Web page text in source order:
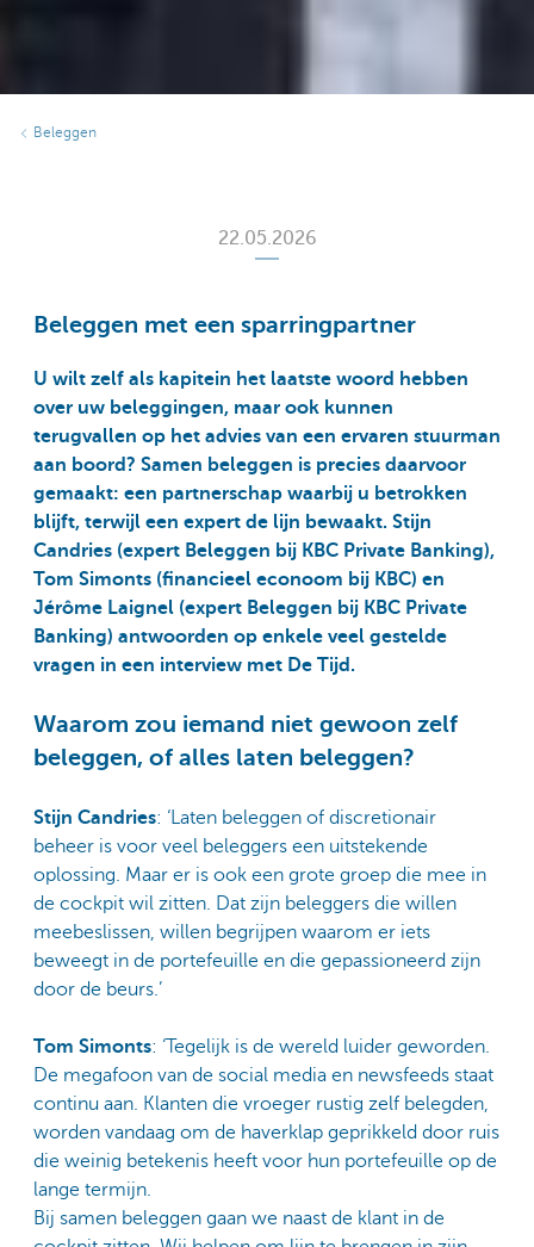
Beleggen
22.05.2026
Beleggen met een sparringpartner
U wilt zelf als kapitein het laatste woord hebben
over uw beleggingen, maar ook kunnen
terugvallen op het advies van een ervaren stuurman
aan boord? Samen beleggen is precies daarvoor
gemaakt: een partnerschap waarbij u betrokken
blijft, terwijl een expert de lijn bewaakt. Stijn
Candries (expert Beleggen bij KBC Private Banking),
Tom Simonts (financieel econoom bij KBC) en
Jérôme Laignel (expert Beleggen bij KBC Private
Banking) antwoorden op enkele veel gestelde
vragen in een interview met De Tijd.
Waarom zou iemand niet gewoon zelf
beleggen, of alles laten beleggen?
Stijn Candries: ‘Laten beleggen of discretionair
beheer is voor veel beleggers een uitstekende
oplossing. Maar er is ook een grote groep die mee in
de cockpit wil zitten. Dat zijn beleggers die willen
meebeslissen, willen begrijpen waarom er iets
beweegt in de portefeuille en die gepassioneerd zijn
door de beurs.’
Tom Simonts: ‘Tegelijk is de wereld luider geworden.
De megafoon van de social media en newsfeeds staat
continu aan. Klanten die vroeger rustig zelf belegden,
worden vandaag om de haverklap geprikkeld door ruis
die weinig betekenis heeft voor hun portefeuille op de
lange termijn.
Bij samen beleggen gaan we naast de klant in de